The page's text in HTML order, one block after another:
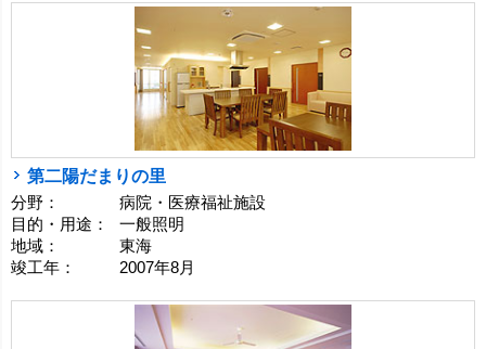
第二陽だまりの里
分野：
病院・医療福祉施設
目的・用途：
一般照明
地域：
東海
竣工年：
2007年8月